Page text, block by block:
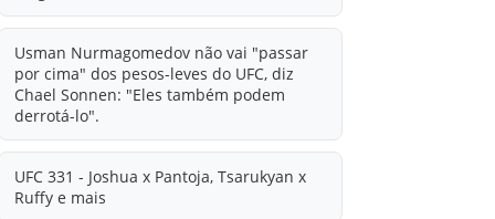
Usman Nurmagomedov não vai "passar
por cima" dos pesos-leves do UFC, diz
Chael Sonnen: "Eles também podem
derrotá-lo".
UFC 331 - Joshua x Pantoja, Tsarukyan x
Ruffy e mais